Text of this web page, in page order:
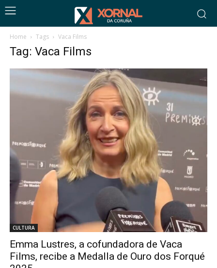
Home Tags Vaca Films
Tag: Vaca Films
CULTURA
Emma Lustres, a cofundadora de Vaca
Films, recibe a Medalla de Ouro dos Forqué